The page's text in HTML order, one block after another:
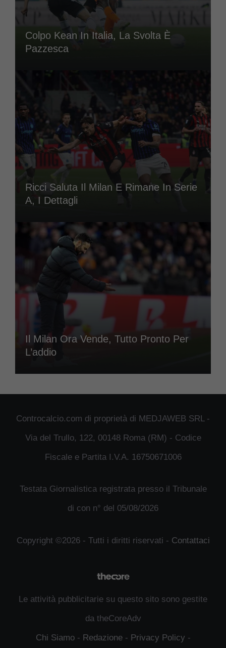
Colpo Kean In Italia, La Svolta È
Pazzesca
Ricci Saluta Il Milan E Rimane In Serie
A, I Dettagli
Il Milan Ora Vende, Tutto Pronto Per
L’addio
Controcalcio.com di proprietà di MEDJAWEB SRL -
Via del Trullo, 122, 00148 Roma (RM) - Codice
Fiscale e Partita I.V.A. 16750671006
Testata Giornalistica registrata presso il Tribunale
di con n° del 05/08/2026
Copyright ©2026 - Tutti i diritti riservati - Contattaci
Le attività pubblicitarie su questo sito sono gestite
da theCoreAdv
Chi Siamo- Redazione- Privacy Policy -